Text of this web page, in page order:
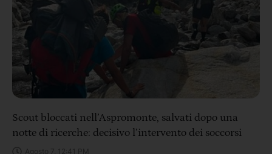
Scout bloccati nell’Aspromonte, salvati dopo una
notte di ricerche: decisivo l’intervento dei soccorsi